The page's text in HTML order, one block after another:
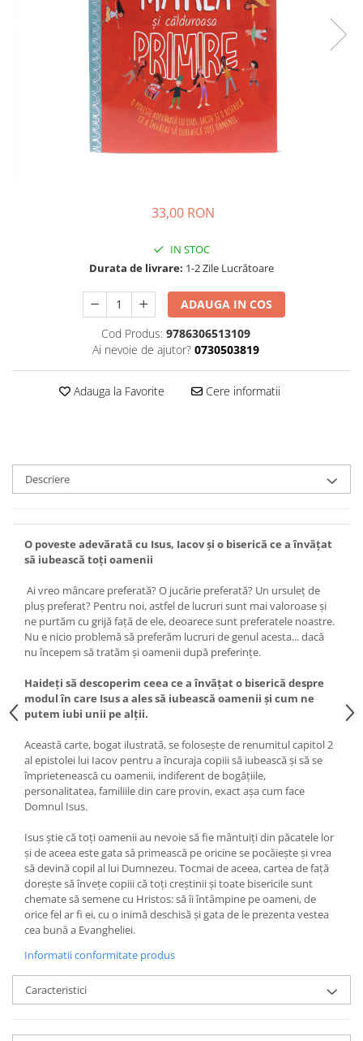
Prietenie, Logodnă și Căsătorie
Cărți de Colorat
Adolescenți și Tineri
Închinare prin Muzică
Devoționale/Meditații Biblice
Reviste
Poezii
33,00 RON
IN STOC
Durata de livrare: 1-2 Zile Lucrătoare
ADAUGA IN COS
Cod Produs: 9786306513109
Ai nevoie de ajutor? 0730503819
Adauga la Favorite Cere informatii
Descriere
O poveste adevărată cu Isus, Iacov şi o biserică ce a învăţat
să iubească toţi oamenii
Ai vreo mâncare preferată? O jucărie preferată? Un ursuleţ de
pluş preferat? Pentru noi, astfel de lucruri sunt mai valoroase şi
ne purtăm cu grijă faţă de ele, deoarece sunt preferatele noastre.
Nu e nicio problemă să preferăm lucruri de genul acesta... dacă
nu începem să tratăm şi oamenii după preferinţe.
Haideţi să descoperim ceea ce a învăţat o biserică despre
modul în care Isus a ales să iubească oamenii şi cum ne
putem iubi unii pe alţii.
Această carte, bogat ilustrată, se foloseşte de renumitul capitol 2
al epistolei lui Iacov pentru a încuraja copiii să iubească şi să se
împrietenească cu oamenii, indiferent de bogăţiile,
personalitatea, familiile din care provin, exact aşa cum face
Domnul Isus.
Isus ştie că toţi oamenii au nevoie să fie mântuiţi din păcatele lor
şi de aceea este gata să primească pe oricine se pocăieşte şi vrea
să devină copil al lui Dumnezeu. Tocmai de aceea, cartea de faţă
doreşte să înveţe copiii că toţi creştinii şi toate bisericile sunt
chemate să semene cu Hristos: să îi întâmpine pe oameni, de
orice fel ar fi ei, cu o inimă deschisă şi gata de le prezenta vestea
cea bună a Evangheliei.
Informatii conformitate produs
Caracteristici